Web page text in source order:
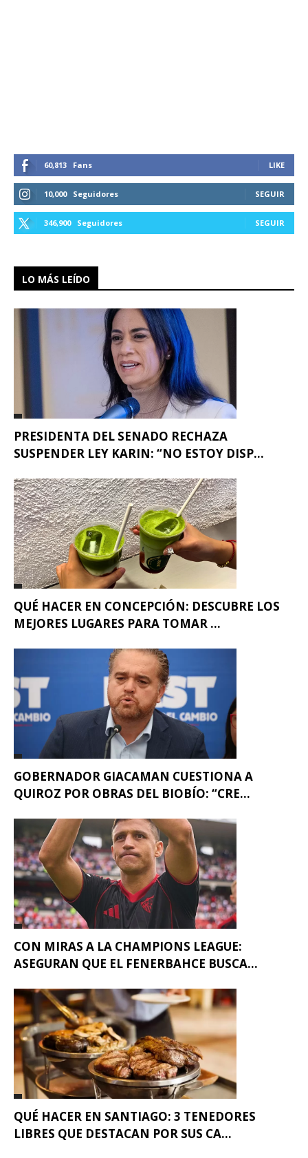
60,813 Fans LIKE
10,000 Seguidores SEGUIR
346,900 Seguidores SEGUIR
LO MÁS LEÍDO
PRESIDENTA DEL SENADO RECHAZA
SUSPENDER LEY KARIN: “NO ESTOY DISP...
QUÉ HACER EN CONCEPCIÓN: DESCUBRE LOS
MEJORES LUGARES PARA TOMAR ...
GOBERNADOR GIACAMAN CUESTIONA A
QUIROZ POR OBRAS DEL BIOBÍO: “CRE...
CON MIRAS A LA CHAMPIONS LEAGUE:
ASEGURAN QUE EL FENERBAHCE BUSCA...
QUÉ HACER EN SANTIAGO: 3 TENEDORES
LIBRES QUE DESTACAN POR SUS CA...